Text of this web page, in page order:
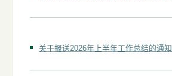
关于报送2026年上半年工作总结的通知